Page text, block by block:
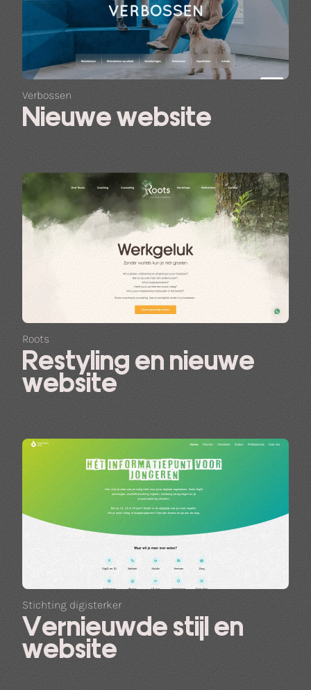
Verbossen
Nieuwe website
Roots
Restyling en nieuwe
website
Stichting digisterker
Vernieuwde stijl en
website